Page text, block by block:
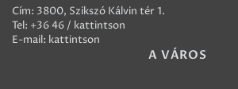
Cím: 3800, Szikszó Kálvin tér 1.
Tel: +36 46 / kattintson
E-mail: kattintson
A VÁROS